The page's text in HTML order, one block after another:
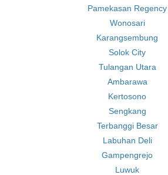
Pamekasan Regency
Wonosari
Karangsembung
Solok City
Tulangan Utara
Ambarawa
Kertosono
Sengkang
Terbanggi Besar
Labuhan Deli
Gampengrejo
Luwuk